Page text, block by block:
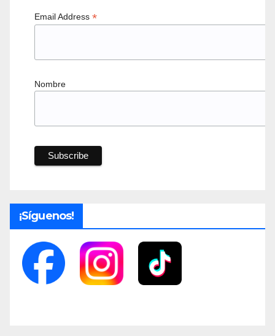
Email Address *
Nombre
¡Síguenos!